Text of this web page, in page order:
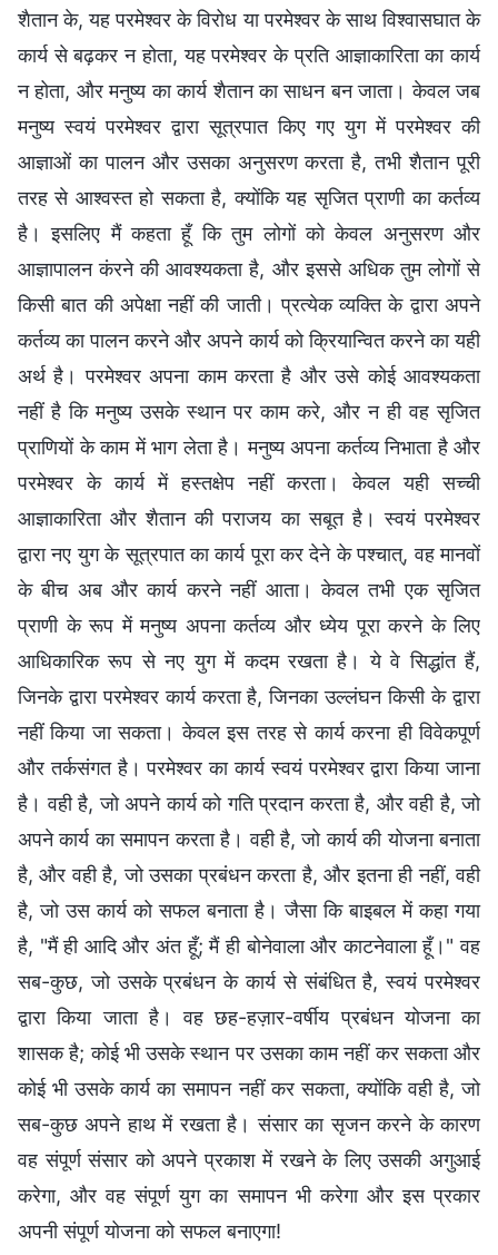
शैतान के, यह परमेश्वर के विरोध या परमेश्वर के साथ विश्वासघात के
कार्य से बढ़कर न होता, यह परमेश्वर के प्रति आज्ञाकारिता का कार्य
न होता, और मनुष्य का कार्य शैतान का साधन बन जाता। केवल जब
मनुष्य स्वयं परमेश्वर द्वारा सूत्रपात किए गए युग में परमेश्वर की
आज्ञाओं का पालन और उसका अनुसरण करता है, तभी शैतान पूरी
तरह से आश्वस्त हो सकता है, क्योंकि यह सृजित प्राणी का कर्तव्य
है। इसलिए मैं कहता हूँ कि तुम लोगों को केवल अनुसरण और
आज्ञापालन कंरने की आवश्यकता है, और इससे अधिक तुम लोगों से
किसी बात की अपेक्षा नहीं की जाती। प्रत्येक व्यक्ति के द्वारा अपने
कर्तव्य का पालन करने और अपने कार्य को क्रियान्वित करने का यही
अर्थ है। परमेश्वर अपना काम करता है और उसे कोई आवश्यकता
नहीं है कि मनुष्य उसके स्थान पर काम करे, और न ही वह सृजित
प्राणियों के काम में भाग लेता है। मनुष्य अपना कर्तव्य निभाता है और
परमेश्वर के कार्य में हस्तक्षेप नहीं करता। केवल यही सच्ची
आज्ञाकारिता और शैतान की पराजय का सबूत है। स्वयं परमेश्वर
द्वारा नए युग के सूत्रपात का कार्य पूरा कर देने के पश्चात्, वह मानवों
के बीच अब और कार्य करने नहीं आता। केवल तभी एक सृजित
प्राणी के रूप में मनुष्य अपना कर्तव्य और ध्येय पूरा करने के लिए
आधिकारिक रूप से नए युग में कदम रखता है। ये वे सिद्धांत हैं,
जिनके द्वारा परमेश्वर कार्य करता है, जिनका उल्लंघन किसी के द्वारा
नहीं किया जा सकता। केवल इस तरह से कार्य करना ही विवेकपूर्ण
और तर्कसंगत है। परमेश्वर का कार्य स्वयं परमेश्वर द्वारा किया जाना
है। वही है, जो अपने कार्य को गति प्रदान करता है, और वही है, जो
अपने कार्य का समापन करता है। वही है, जो कार्य की योजना बनाता
है, और वही है, जो उसका प्रबंधन करता है, और इतना ही नहीं, वही
है, जो उस कार्य को सफल बनाता है। जैसा कि बाइबल में कहा गया
है, "मैं ही आदि और अंत हूँ; मैं ही बोनेवाला और काटनेवाला हूँ।" वह
सब-कुछ, जो उसके प्रबंधन के कार्य से संबंधित है, स्वयं परमेश्वर
द्वारा किया जाता है। वह छह-हज़ार-वर्षीय प्रबंधन योजना का
शासक है; कोई भी उसके स्थान पर उसका काम नहीं कर सकता और
कोई भी उसके कार्य का समापन नहीं कर सकता, क्योंकि वही है, जो
सब-कुछ अपने हाथ में रखता है। संसार का सृजन करने के कारण
वह संपूर्ण संसार को अपने प्रकाश में रखने के लिए उसकी अगुआई
करेगा, और वह संपूर्ण युग का समापन भी करेगा और इस प्रकार
अपनी संपूर्ण योजना को सफल बनाएगा!